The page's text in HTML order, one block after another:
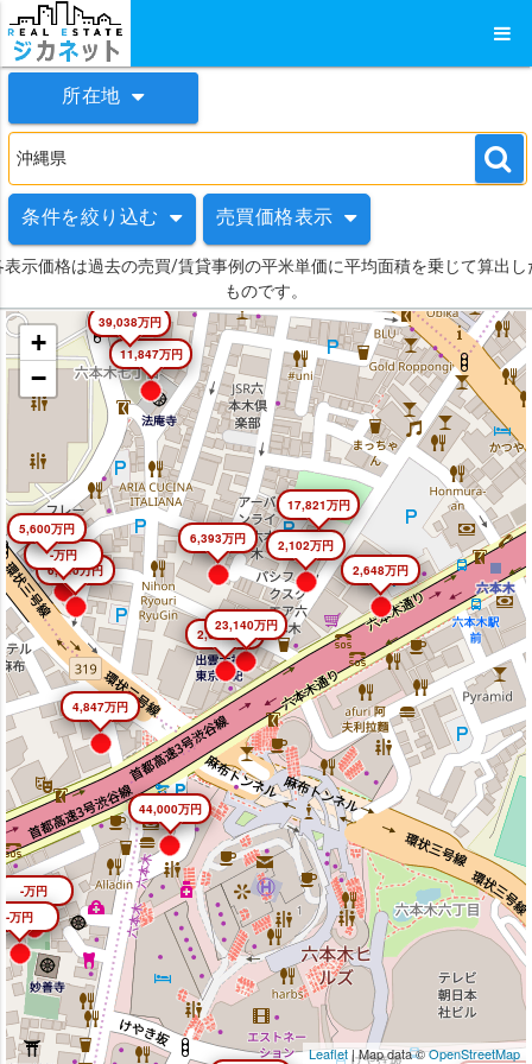
所在地
条件を絞り込む 売買価格表示
表示価格は過去の売買/賃貸事例の平米単価に平均面積を乗じて算出し
ものです。
44,000万円
2,645万円
23,140万円
4,847万円
2,102万円
2,648万円
6,393万円
-万円
17,821万円
-万円
6,640万円
-万円
5,600万円
11,847万円
39,038万円
+
−
Leaflet| Map data ©OpenStreetMap